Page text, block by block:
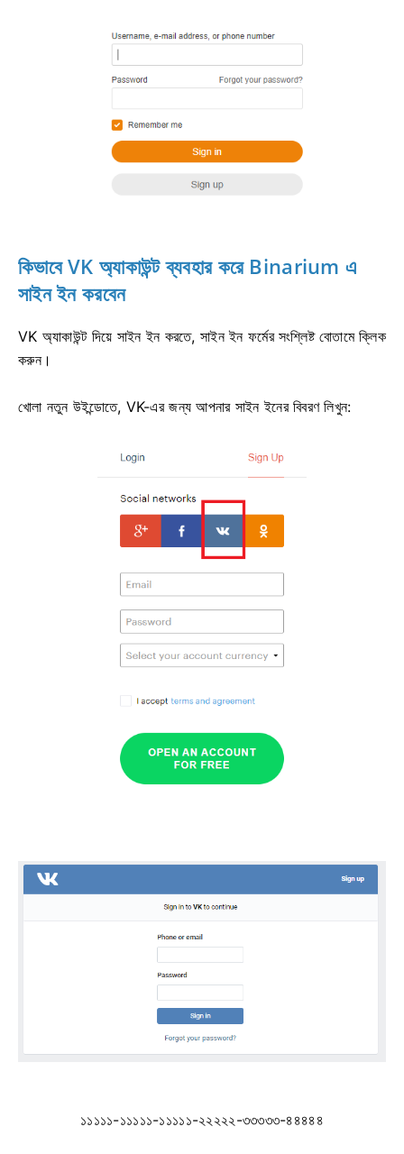
কিভাবে VK অ্যাকাউন্ট ব্যবহার করে Binarium এ
সাইন ইন করবেন
VK অ্যাকাউন্ট দিয়ে সাইন ইন করতে, সাইন ইন ফর্মের সংশ্লিষ্ট বোতামে ক্লিক
করুন।
খোলা নতুন উইন্ডোতে, VK-এর জন্য আপনার সাইন ইনের বিবরণ লিখুন:
১১১১১-১১১১১-১১১১১-২২২২২-৩৩৩৩৩-৪৪৪৪৪